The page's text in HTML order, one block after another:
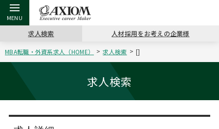
戻る
アクシアムの特長
コンサ
サービス案内 キャリ
コンサルタントの紹介
戻る
キャリア支援 TOP
キャリアデザイン講座
（最新求人市場動向）
MBAの
日本か
戻る
転職ツール TOP
英文レジュメの書き方 パワー
職務経歴書の書き方
戻る
転職コラム TOP
“展”職相談室
転職市場の明日をよめ
戻る
イベント・セミナー TOP
ジョブフェア
キャリアデザインセミナー
戻る
会社概要 TOP
沿革
主なクライアント
求人検索 人材採用をお考えの企業様
MBA転職・外資系求人（HOME） 求人検索 []
求人検索